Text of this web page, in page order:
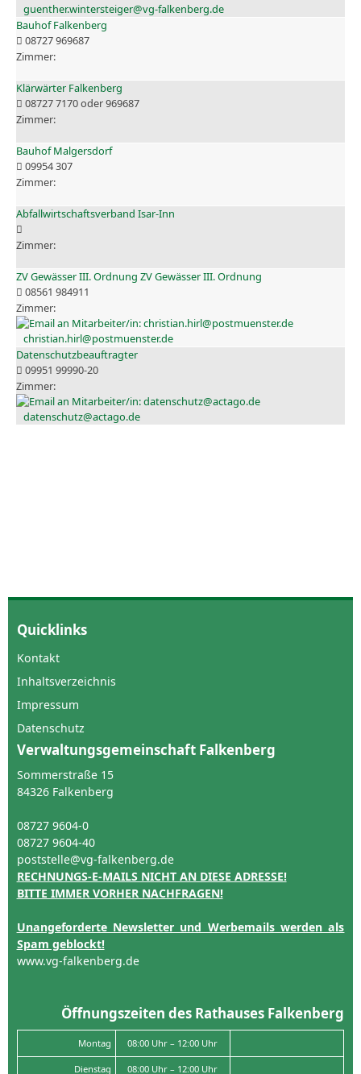
guenther.wintersteiger@vg-falkenberg.de
Bauhof Falkenberg
08727 969687
Klärwärter Falkenberg
08727 7170 oder 969687
Bauhof Malgersdorf
09954 307
Abfallwirtschaftsverband Isar-Inn
ZV Gewässer III. Ordnung ZV Gewässer III. Ordnung
08561 984911
christian.hirl@postmuenster.de
Datenschutzbeauftragter
09951 99990-20
datenschutz@actago.de
Quicklinks
Kontakt
Inhaltsverzeichnis
Impressum
Datenschutz
Verwaltungsgemeinschaft Falkenberg
Sommerstraße 15
84326 Falkenberg
08727 9604-0
08727 9604-40
poststelle@vg-falkenberg.de
RECHNUNGS-E-MAILS NICHT AN DIESE ADRESSE!
BITTE IMMER VORHER NACHFRAGEN!
Unangeforderte Newsletter und Werbemails werden als
Spam geblockt!
www.vg-falkenberg.de
Öffnungszeiten des Rathauses Falkenberg
Montag 08:00 Uhr – 12:00 Uhr
Dienstag 08:00 Uhr – 12:00 Uhr